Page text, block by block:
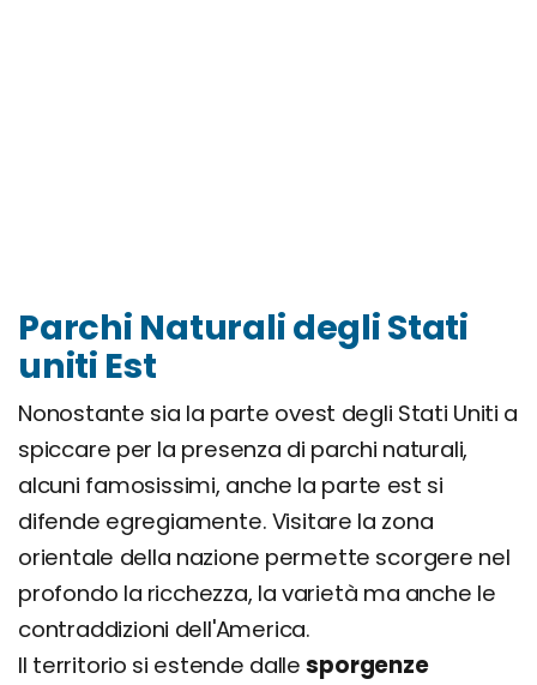
Parchi Naturali degli Stati
uniti Est
Nonostante sia la parte ovest degli Stati Uniti a
spiccare per la presenza di parchi naturali,
alcuni famosissimi, anche la parte est si
difende egregiamente. Visitare la zona
orientale della nazione permette scorgere nel
profondo la ricchezza, la varietà ma anche le
contraddizioni dell'America.
Il territorio si estende dallesporgenze